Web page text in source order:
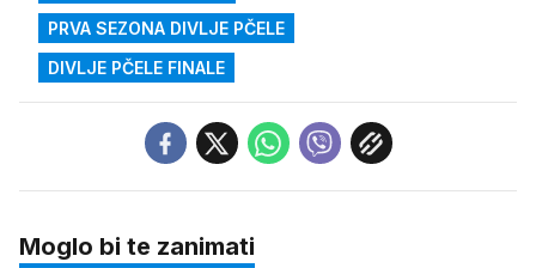
PRVA SEZONA DIVLJE PČELE
DIVLJE PČELE FINALE
Moglo bi te zanimati